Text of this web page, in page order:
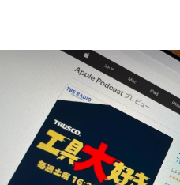
お知らせ
イベント・グッズ
YouTube
会社情報